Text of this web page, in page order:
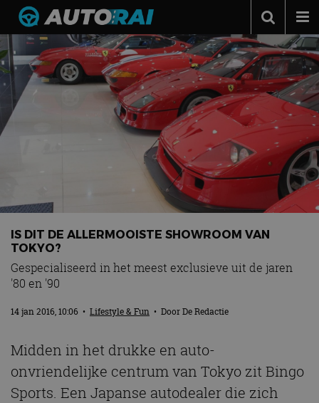
Autonieuws
Podcast
MotorRAI.nl
IS DIT DE ALLERMOOISTE SHOWROOM VAN
TOKYO?
Gespecialiseerd in het meest exclusieve uit de jaren
'80 en '90
14 jan 2016, 10:06 • Lifestyle & Fun • DoorDe Redactie
Midden in het drukke en auto-
onvriendelijke centrum van Tokyo zit Bingo
Sports. Een Japanse autodealer die zich